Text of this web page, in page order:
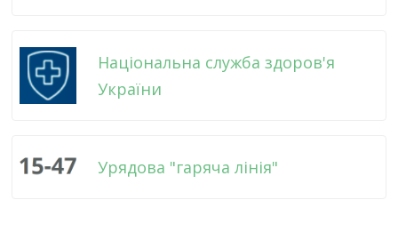
Національна служба здоров'я
України
Урядова "гаряча лінія"